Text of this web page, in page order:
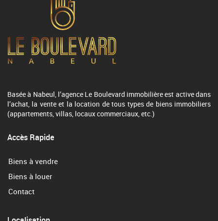
Basée à Nabeul, l’agence Le Boulevard immobilière est active dans
l’achat, la vente et la location de tous types de biens immobiliers
(appartements, villas, locaux commerciaux, etc.)
Accès Rapide
Biens à vendre
Biens à louer
Contact